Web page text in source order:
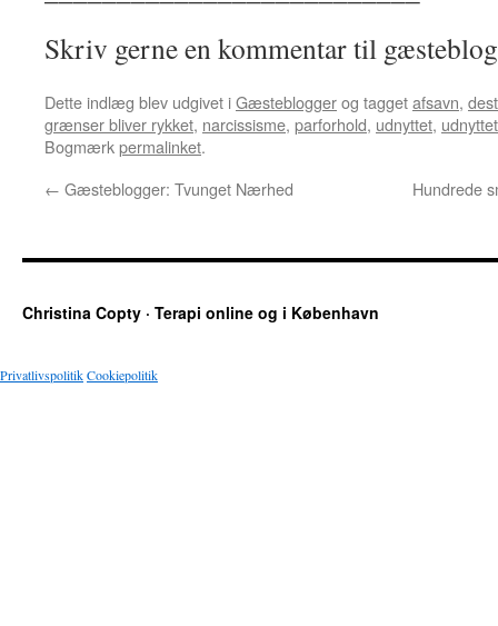
Skriv gerne en kommentar til
Dette indlæg blev udgivet iGæstebloggerog taggetafsavn,
grænser bliver rykket, narcissisme, parforhold, udnyttet,
Bogmærkpermalinket.
← Gæsteblogger: Tvunget Nærhed Hundrede
Christina Copty · Terapi online og i København
PrivatlivspolitikCookiepolitik